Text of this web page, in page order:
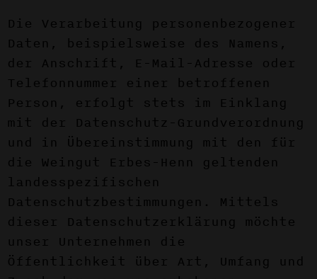
Die Verarbeitung personenbezogener
Daten, beispielsweise des Namens,
der Anschrift, E-Mail-Adresse oder
Telefonnummer einer betroffenen
Person, erfolgt stets im Einklang
mit der Datenschutz-Grundverordnung
und in Übereinstimmung mit den für
die Weingut Erbes-Henn geltenden
landesspezifischen
Datenschutzbestimmungen. Mittels
dieser Datenschutzerklärung möchte
unser Unternehmen die
Öffentlichkeit über Art, Umfang und